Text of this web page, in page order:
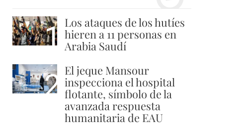
1 Los ataques de los hutíes
hieren a 11 personas en
Arabia Saudí
2 El jeque Mansour
inspecciona el hospital
flotante, símbolo de la
avanzada respuesta
humanitaria de EAU